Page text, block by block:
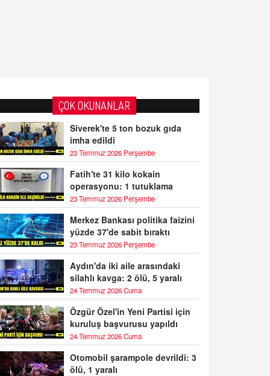
ÇOK OKUNANLAR
Siverek'te 5 ton bozuk gıda
imha edildi
23 Temmuz 2026 Perşembe
Fatih'te 31 kilo kokain
operasyonu: 1 tutuklama
23 Temmuz 2026 Perşembe
Merkez Bankası politika faizini
yüzde 37'de sabit bıraktı
23 Temmuz 2026 Perşembe
Aydın'da iki aile arasındaki
silahlı kavga: 2 ölü, 5 yaralı
24 Temmuz 2026 Cuma
Özgür Özel'in Yeni Partisi için
kuruluş başvurusu yapıldı
24 Temmuz 2026 Cuma
Otomobil şarampole devrildi: 3
ölü, 1 yaralı